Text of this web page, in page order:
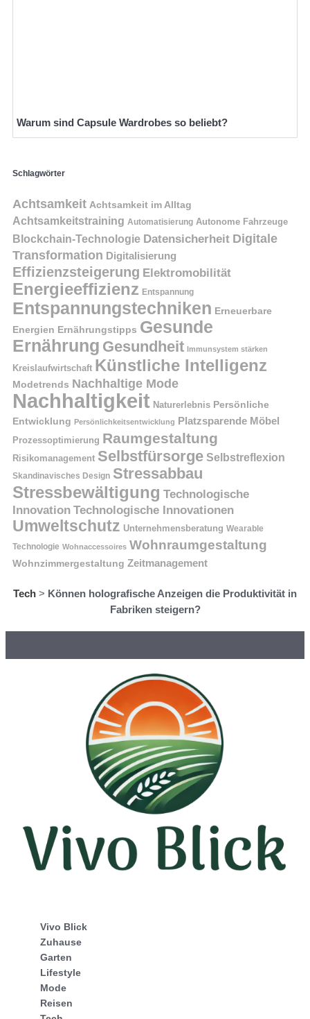
Warum sind Capsule Wardrobes so beliebt?
Schlagwörter
Achtsamkeit Achtsamkeit im Alltag
Achtsamkeitstraining Automatisierung Autonome Fahrzeuge
Blockchain-Technologie Datensicherheit Digitale
Transformation Digitalisierung
Effizienzsteigerung Elektromobilität
Energieeffizienz Entspannung
Entspannungstechniken Erneuerbare
Energien Ernährungstipps Gesunde
Ernährung Gesundheit Immunsystem stärken
Kreislaufwirtschaft Künstliche Intelligenz
Modetrends Nachhaltige Mode
Nachhaltigkeit Naturerlebnis Persönliche
Entwicklung Persönlichkeitsentwicklung Platzsparende Möbel
Prozessoptimierung Raumgestaltung
Risikomanagement Selbstfürsorge Selbstreflexion
Skandinavisches Design Stressabbau
Stressbewältigung Technologische
Innovation Technologische Innovationen
Umweltschutz Unternehmensberatung Wearable
Technologie Wohnaccessoires Wohnraumgestaltung
Wohnzimmergestaltung Zeitmanagement
Tech > Können holografische Anzeigen die Produktivität in
Fabriken steigern?
Vivo Blick
Zuhause
Garten
Lifestyle
Mode
Reisen